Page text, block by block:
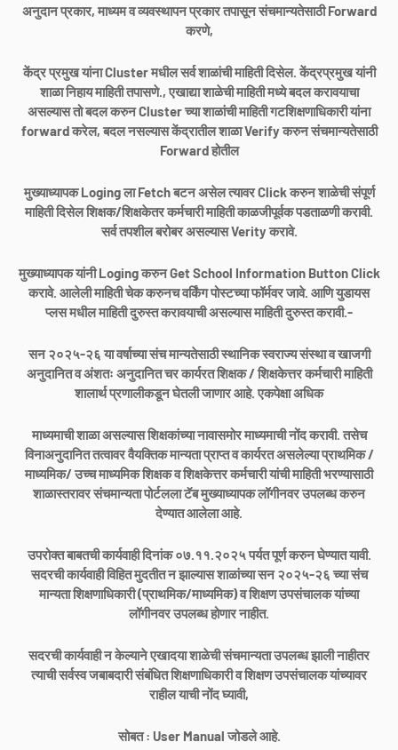
अनुदान प्रकार, माध्यम व व्यवस्थापन प्रकार तपासून संचमान्यतेसाठी Forward
करणे,
केंद्र प्रमुख यांना Cluster मधील सर्व शाळांची माहिती दिसेल. केंद्रप्रमुख यांनी
शाळा निहाय माहिती तपासणे., एखाद्या शाळेची माहिती मध्ये बदल करावयाचा
असल्यास तो बदल करुन Cluster च्या शाळांची माहिती गटशिक्षणाधिकारी यांना
forward करेल, बदल नसल्यास केंद्रातील शाळा Verify करुन संचमान्यतेसाठी
Forward होतील
मुख्याध्यापक Loging ला Fetch बटन असेल त्यावर Click करुन शाळेची संपूर्ण
माहिती दिसेल शिक्षक/शिक्षकेतर कर्मचारी माहिती काळजीपूर्वक पडताळणी करावी.
सर्व तपशील बरोबर असल्यास Verity करावे.
मुख्याध्यापक यांनी Loging करुन Get School Information Button Click
करावे. आलेली माहिती चेक करुनच वर्किंग पोस्टच्या फॉर्मवर जावे. आणि युडायस
प्लस मधील माहिती दुरुस्त करावयाची असल्यास माहिती दुरुस्त करावी.-
सन २०२५-२६ या वर्षाच्या संच मान्यतेसाठी स्थानिक स्वराज्य संस्था व खाजगी
अनुदानित व अंशतः अनुदानित चर कार्यरत शिक्षक / शिक्षकेत्तर कर्मचारी माहिती
शालार्थ प्रणालीकडून घेतली जाणार आहे. एकपेक्षा अधिक
माध्यमाची शाळा असल्यास शिक्षकांच्या नावासमोर माध्यमाची नोंद करावी. तसेच
विनाअनुदानित तत्वावर वैयक्तिक मान्यता प्राप्त व कार्यरत असलेल्या प्राथमिक /
माध्यमिक/ उच्च माध्यमिक शिक्षक व शिक्षकेत्तर कर्मचारी यांची माहिती भरण्यासाठी
शाळास्तरावर संचमान्यता पोर्टलला टॅब मुख्याध्यापक लॉगीनवर उपलब्ध करुन
देण्यात आलेला आहे.
उपरोक्त बाबतची कार्यवाही दिनांक ०७.११.२०२५ पर्यत पूर्ण करुन घेण्यात यावी.
सदरची कार्यवाही विहित मुदतीत न झाल्यास शाळांच्या सन २०२५-२६ च्या संच
मान्यता शिक्षणाधिकारी (प्राथमिक/माध्यमिक) व शिक्षण उपसंचालक यांच्या
लॉगीनवर उपलब्ध होणार नाहीत.
सदरची कार्यवाही न केल्याने एखादया शाळेची संचमान्यता उपलब्ध झाली नाहीतर
त्याची सर्वस्व जबाबदारी संबंधित शिक्षणाधिकारी व शिक्षण उपसंचालक यांच्यावर
राहील याची नोंद घ्यावी,
सोबत : User Manual जोडले आहे.